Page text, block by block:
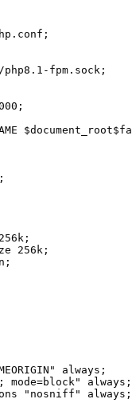
fpm.sock;
256k;
always;
mode=block" always;
"nosniff" always;